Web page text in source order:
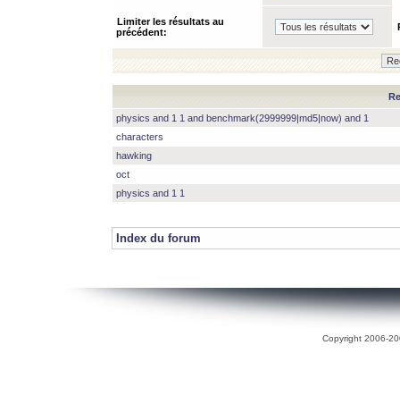
Limiter les résultats au
précédent:
physics and 1 1 and benchmark(2999999|md5|now) and 1
characters
hawking
oct
physics and 1 1
Index du forum
Copyright 2006-